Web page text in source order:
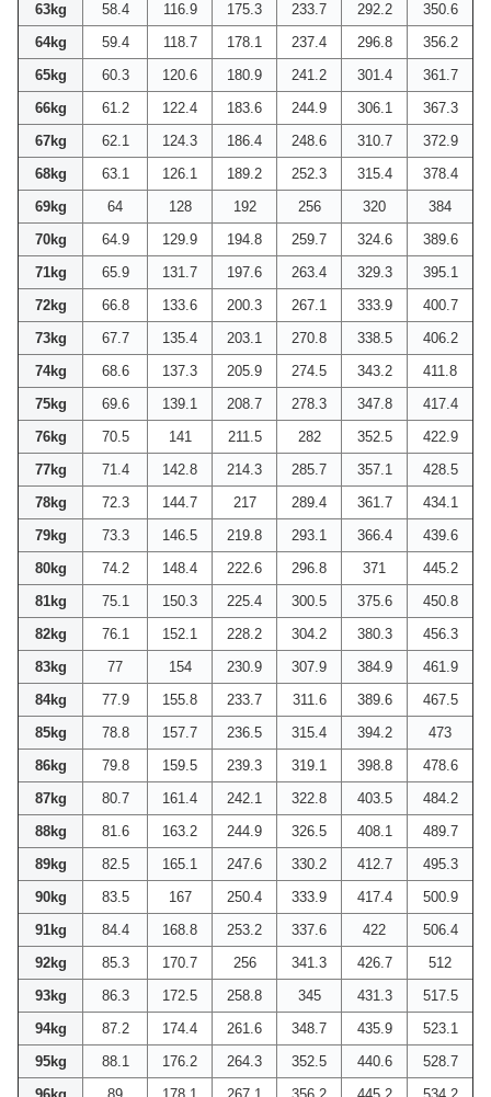
63kg
58.4 116.9 175.3 233.7 292.2
350.6
64kg
59.4 118.7 178.1 237.4 296.8
356.2
65kg
60.3 120.6 180.9 241.2 301.4
361.7
66kg
61.2 122.4 183.6 244.9 306.1
367.3
67kg
62.1 124.3 186.4 248.6 310.7
372.9
68kg
63.1 126.1 189.2 252.3 315.4
378.4
69kg
64 128 192 256 320
384
70kg
64.9 129.9 194.8 259.7 324.6
389.6
71kg
65.9 131.7 197.6 263.4 329.3
395.1
72kg
66.8 133.6 200.3 267.1 333.9
400.7
73kg
67.7 135.4 203.1 270.8 338.5
406.2
74kg
68.6 137.3 205.9 274.5 343.2
411.8
75kg
69.6 139.1 208.7 278.3 347.8
417.4
76kg
70.5 141 211.5 282 352.5
422.9
77kg
71.4 142.8 214.3 285.7 357.1
428.5
78kg
72.3 144.7 217 289.4 361.7
434.1
79kg
73.3 146.5 219.8 293.1 366.4
439.6
80kg
74.2 148.4 222.6 296.8 371
445.2
81kg
75.1 150.3 225.4 300.5 375.6
450.8
82kg
76.1 152.1 228.2 304.2 380.3
456.3
83kg
77 154 230.9 307.9 384.9
461.9
84kg
77.9 155.8 233.7 311.6 389.6
467.5
85kg
78.8 157.7 236.5 315.4 394.2
473
86kg
79.8 159.5 239.3 319.1 398.8
478.6
87kg
80.7 161.4 242.1 322.8 403.5
484.2
88kg
81.6 163.2 244.9 326.5 408.1
489.7
89kg
82.5 165.1 247.6 330.2 412.7
495.3
90kg
83.5 167 250.4 333.9 417.4
500.9
91kg
84.4 168.8 253.2 337.6 422
506.4
92kg
85.3 170.7 256 341.3 426.7
512
93kg
86.3 172.5 258.8 345 431.3
517.5
94kg
87.2 174.4 261.6 348.7 435.9
523.1
95kg
88.1 176.2 264.3 352.5 440.6
528.7